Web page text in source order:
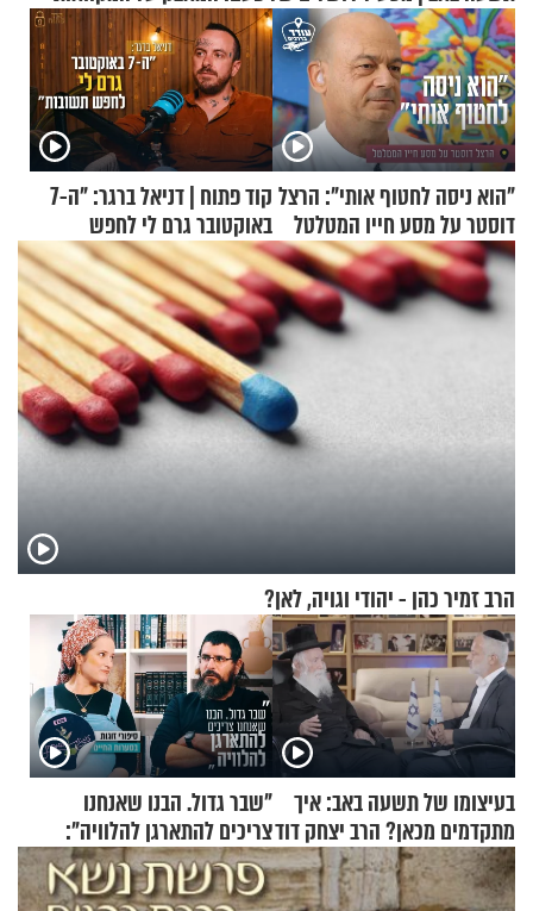
"הוא ניסה לחטוף אותי": הרצל
דוסטר על מסע חייו המטלטל
קוד פתוח | דניאל ברגר: "ה-7
באוקטובר גרם לי לחפש
תשובות"
הרב זמיר כהן - יהודי וגויה, לאן?
בעיצומו של תשעה באב: איך
מתקדמים מכאן? הרב יצחק דוד
גרוסמן בשיחה מיוחדת
"שבר גדול. הבנו שאנחנו
צריכים להתארגן להלוויה":
זוגיות במבחן, הפעם עם מרים
וגד דנינו